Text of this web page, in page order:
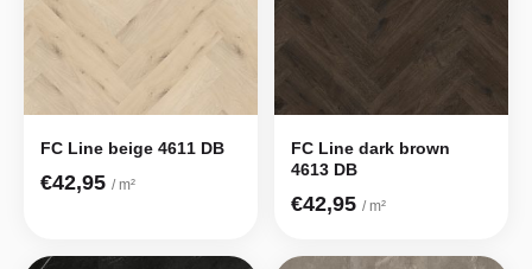
FC Line beige 4611 DB
€42,95 / m²
FC Line dark brown
4613 DB
€42,95 / m²